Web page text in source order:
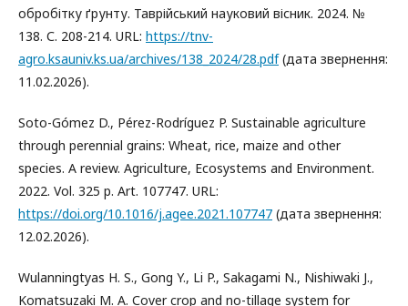
обробітку ґрунту. Таврійський науковий вісник. 2024. №
138. С. 208-214. URL: https://tnv-
agro.ksauniv.ks.ua/archives/138_2024/28.pdf(дата звернення:
11.02.2026).
Soto-Gómez D., Pérez-Rodríguez P. Sustainable agriculture
through perennial grains: Wheat, rice, maize and other
species. A review. Agriculture, Ecosystems and Environment.
2022. Vol. 325 p. Art. 107747. URL:
https://doi.org/10.1016/j.agee.2021.107747 (дата звернення:
12.02.2026).
Wulanningtyas H. S., Gong Y., Li P., Sakagami N., Nishiwaki J.,
Komatsuzaki M. A. Сover crop and no-tillage system for